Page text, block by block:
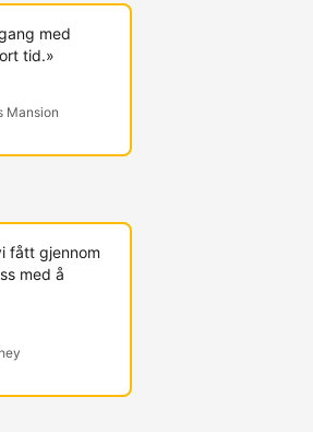
med
tid.»
Mansion
fått gjennom
med å